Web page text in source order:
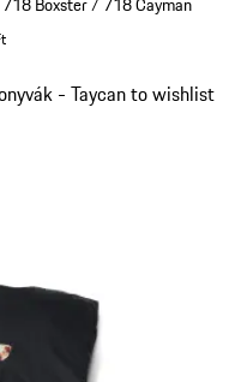
- Taycan to wishlist